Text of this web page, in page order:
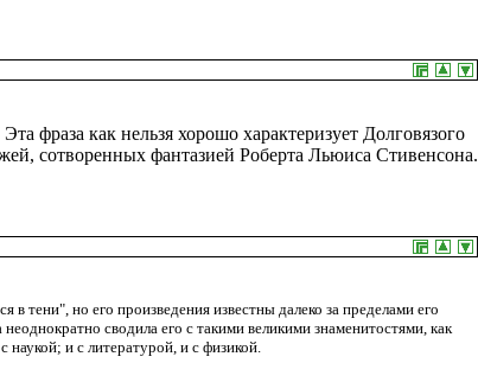
фраза как нельзя хорошо характеризует Долговязого
сотворенных фантазией Роберта Льюиса Стивенсона.
тени", но его произведения известны далеко за пределами его
сводила его с такими великими знаменитостями, как
и с литературой, и с физикой.